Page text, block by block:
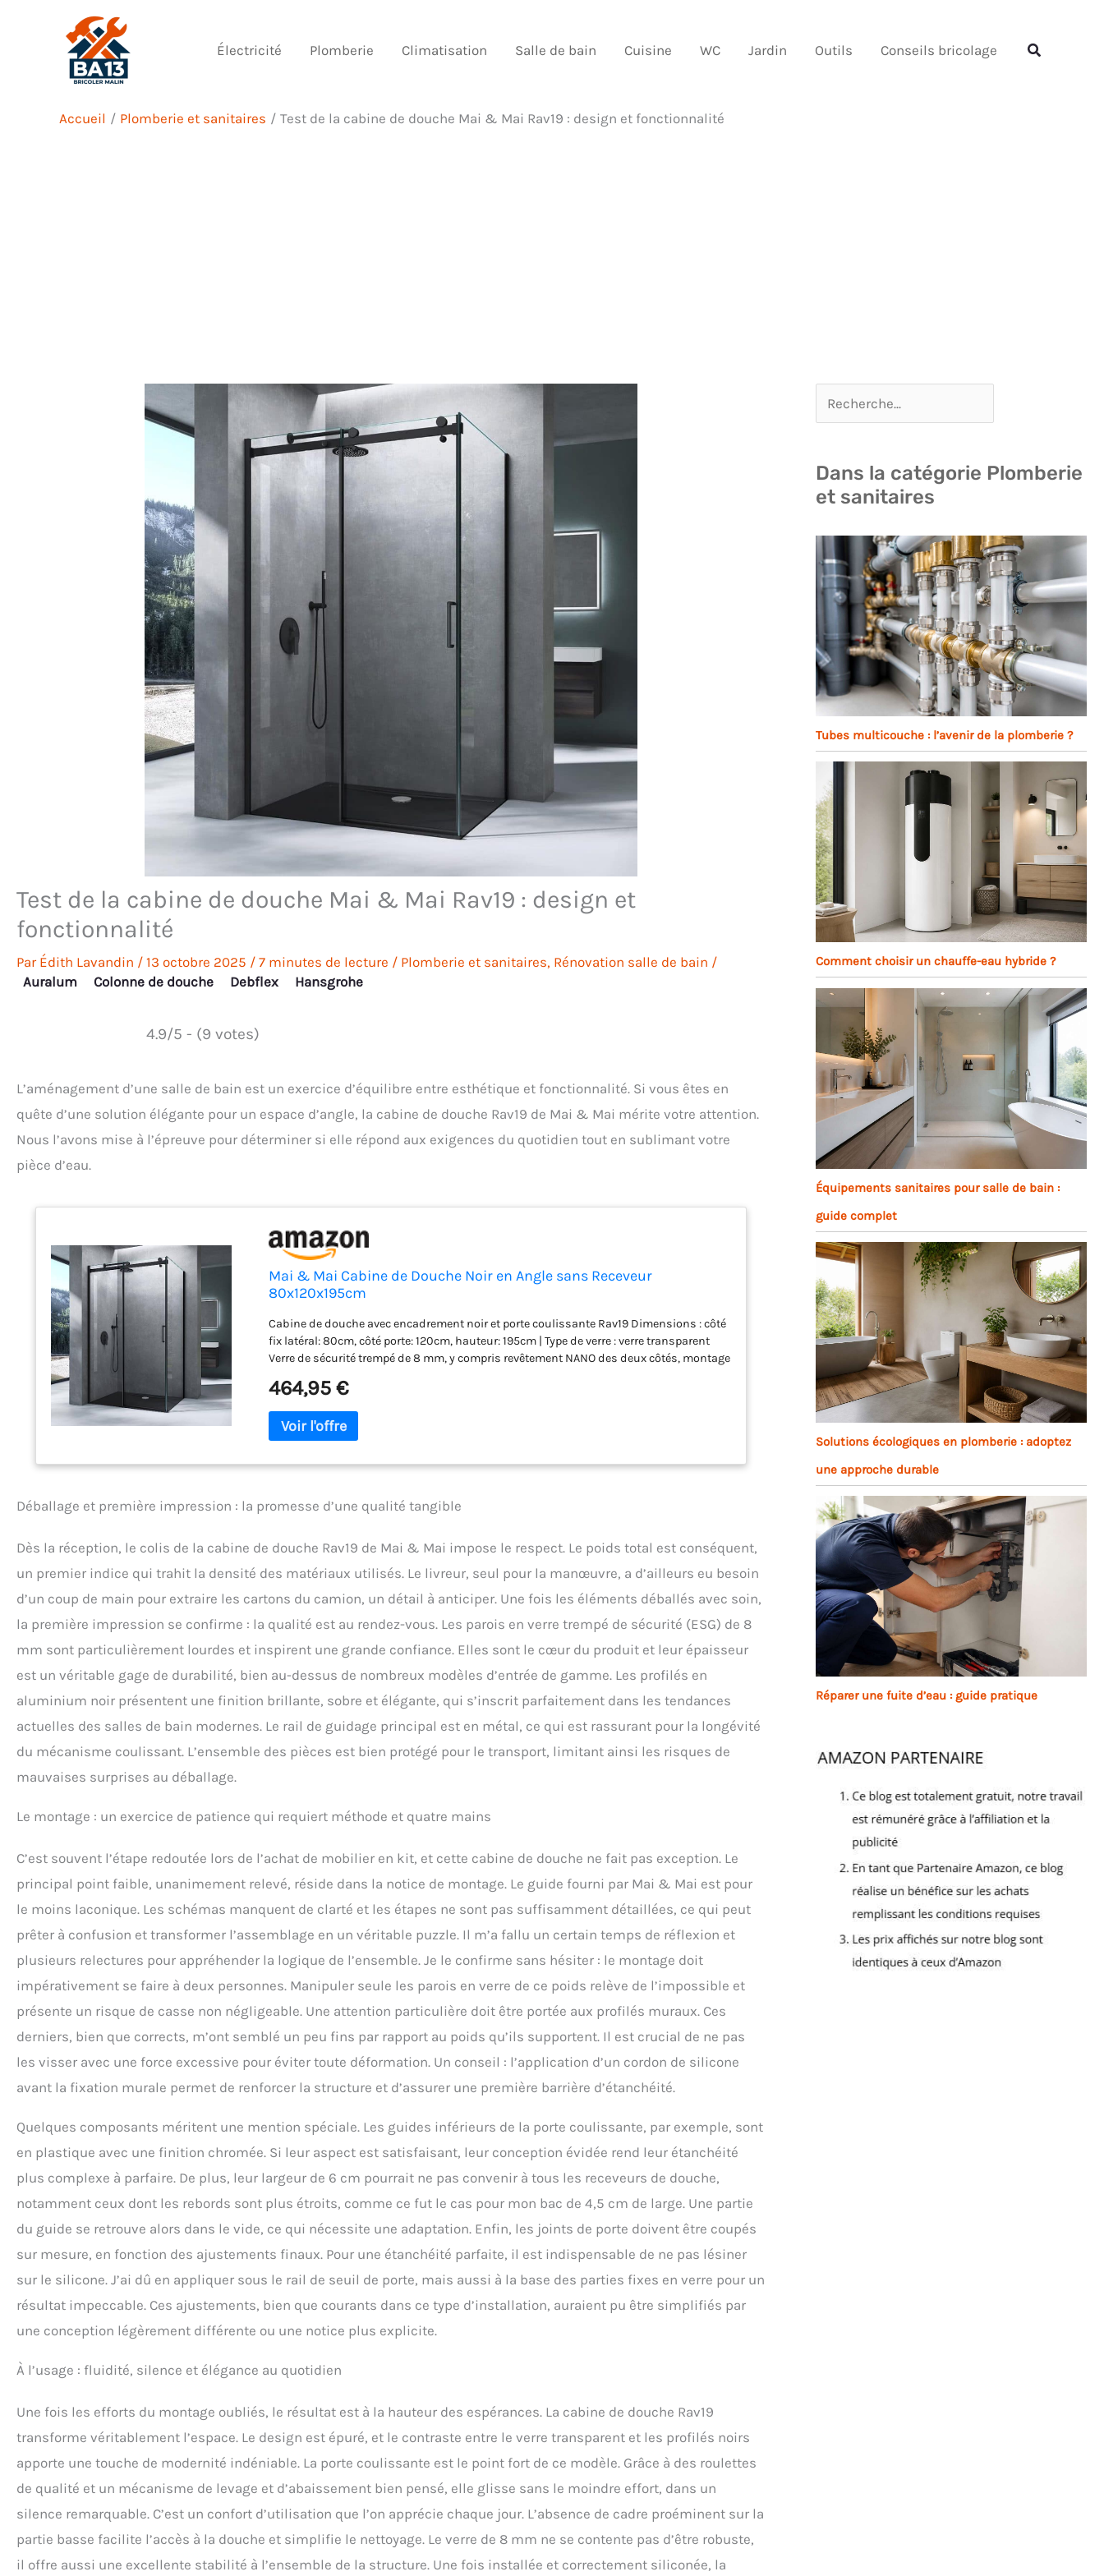
Électricité Plomberie Climatisation Salle de bain Cuisine WC Jardin Outils Conseils bricolage Rechercher
Accueil Plomberie et sanitaires Test de la cabine de douche Mai & Mai Rav19 : design et fonctionnalité
Test de la cabine de douche Mai & Mai Rav19 : design et
fonctionnalité
Par Édith Lavandin / 13 octobre 2025 / 7 minutes de lecture / Plomberie et sanitaires, Rénovation salle de bain /
Auralum
Colonne de douche Debflex Hansgrohe
4.9/5 - (9 votes)
L’aménagement d’une salle de bain est un exercice d’équilibre entre esthétique et fonctionnalité. Si vous êtes en
quête d’une solution élégante pour un espace d’angle, la cabine de douche Rav19 de Mai & Mai mérite votre attention.
Nous l’avons mise à l’épreuve pour déterminer si elle répond aux exigences du quotidien tout en sublimant votre
pièce d’eau.
Mai & Mai Cabine de Douche Noir en Angle sans Receveur
80x120x195cm
Cabine de douche avec encadrement noir et porte coulissante Rav19 Dimensions : côté
fix latéral: 80cm, côté porte: 120cm, hauteur: 195cm | Type de verre : verre transparent
Verre de sécurité trempé de 8 mm, y compris revêtement NANO des deux côtés, montage
douche et assure un raccordement étanche au receveur de douche en position fermée.
Montage simple, cette cabine de douche est réversible, peut être installée à gauche ou à
droite selon votre choix
464,95 €
Déballage et première impression : la promesse d’une qualité tangible
Dès la réception, le colis de la cabine de douche Rav19 de Mai & Mai impose le respect. Le poids total est conséquent,
un premier indice qui trahit la densité des matériaux utilisés. Le livreur, seul pour la manœuvre, a d’ailleurs eu besoin
d’un coup de main pour extraire les cartons du camion, un détail à anticiper. Une fois les éléments déballés avec soin,
la première impression se confirme : la qualité est au rendez-vous. Les parois en verre trempé de sécurité (ESG) de 8
mm sont particulièrement lourdes et inspirent une grande confiance. Elles sont le cœur du produit et leur épaisseur
est un véritable gage de durabilité, bien au-dessus de nombreux modèles d’entrée de gamme. Les profilés en
aluminium noir présentent une finition brillante, sobre et élégante, qui s’inscrit parfaitement dans les tendances
actuelles des salles de bain modernes. Le rail de guidage principal est en métal, ce qui est rassurant pour la longévité
du mécanisme coulissant. L’ensemble des pièces est bien protégé pour le transport, limitant ainsi les risques de
mauvaises surprises au déballage.
Le montage : un exercice de patience qui requiert méthode et quatre mains
C’est souvent l’étape redoutée lors de l’achat de mobilier en kit, et cette cabine de douche ne fait pas exception. Le
principal point faible, unanimement relevé, réside dans la notice de montage. Le guide fourni par Mai & Mai est pour
le moins laconique. Les schémas manquent de clarté et les étapes ne sont pas suffisamment détaillées, ce qui peut
prêter à confusion et transformer l’assemblage en un véritable puzzle. Il m’a fallu un certain temps de réflexion et
plusieurs relectures pour appréhender la logique de l’ensemble. Je le confirme sans hésiter : le montage doit
impérativement se faire à deux personnes. Manipuler seule les parois en verre de ce poids relève de l’impossible et
présente un risque de casse non négligeable. Une attention particulière doit être portée aux profilés muraux. Ces
derniers, bien que corrects, m’ont semblé un peu fins par rapport au poids qu’ils supportent. Il est crucial de ne pas
les visser avec une force excessive pour éviter toute déformation. Un conseil : l’application d’un cordon de silicone
avant la fixation murale permet de renforcer la structure et d’assurer une première barrière d’étanchéité.
Quelques composants méritent une mention spéciale. Les guides inférieurs de la porte coulissante, par exemple, sont
en plastique avec une finition chromée. Si leur aspect est satisfaisant, leur conception évidée rend leur étanchéité
plus complexe à parfaire. De plus, leur largeur de 6 cm pourrait ne pas convenir à tous les receveurs de douche,
notamment ceux dont les rebords sont plus étroits, comme ce fut le cas pour mon bac de 4,5 cm de large. Une partie
du guide se retrouve alors dans le vide, ce qui nécessite une adaptation. Enfin, les joints de porte doivent être coupés
sur mesure, en fonction des ajustements finaux. Pour une étanchéité parfaite, il est indispensable de ne pas lésiner
sur le silicone. J’ai dû en appliquer sous le rail de seuil de porte, mais aussi à la base des parties fixes en verre pour un
résultat impeccable. Ces ajustements, bien que courants dans ce type d’installation, auraient pu être simplifiés par
une conception légèrement différente ou une notice plus explicite.
À l’usage : fluidité, silence et élégance au quotidien
Une fois les efforts du montage oubliés, le résultat est à la hauteur des espérances. La cabine de douche Rav19
transforme véritablement l’espace. Le design est épuré, et le contraste entre le verre transparent et les profilés noirs
apporte une touche de modernité indéniable. La porte coulissante est le point fort de ce modèle. Grâce à des roulettes
de qualité et un mécanisme de levage et d’abaissement bien pensé, elle glisse sans le moindre effort, dans un
silence remarquable. C’est un confort d’utilisation que l’on apprécie chaque jour. L’absence de cadre proéminent sur la
partie basse facilite l’accès à la douche et simplifie le nettoyage. Le verre de 8 mm ne se contente pas d’être robuste,
il offre aussi une excellente stabilité à l’ensemble de la structure. Une fois installée et correctement siliconée, la
Dans la catégorie Plomberie
et sanitaires
Tubes multicouche : l’avenir de la plomberie ?
Comment choisir un chauffe-eau hybride ?
Équipements sanitaires pour salle de bain :
guide complet
Solutions écologiques en plomberie : adoptez
une approche durable
Réparer une fuite d’eau : guide pratique